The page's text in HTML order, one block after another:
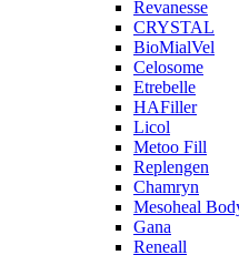
Revanesse
CRYSTAL
BioMialVel
Celosome
Etrebelle
HAFiller
Licol
Metoo Fill
Replengen
Chamryn
Mesoheal
Gana
Reneall